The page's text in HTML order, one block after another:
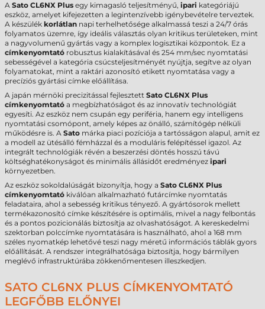
A Sato CL6NX Plus egy kimagasló teljesítményű, ipari kategóriájú
eszköz, amelyet kifejezetten a legintenzívebb igénybevételre terveztek.
A készülék korlátlan napi terhelhetősége alkalmassá teszi a 24/7 órás
folyamatos üzemre, így ideális választás olyan kritikus területeken, mint
a nagyvolumenű gyártás vagy a komplex logisztikai központok. Ez a
címkenyomtató robusztus kialakításával és 254 mm/sec nyomtatási
sebességével a kategória csúcsteljesítményét nyújtja, segítve az olyan
folyamatokat, mint a raktári azonosító etikett nyomtatása vagy a
precíziós gyártási címke előállítása.
A japán mérnöki precizitással fejlesztett Sato CL6NX Plus
címkenyomtató a megbízhatóságot és az innovatív technológiát
egyesíti. Az eszköz nem csupán egy periféria, hanem egy intelligens
nyomtatási csomópont, amely képes az önálló, számítógép nélküli
működésre is. A Sato márka piaci pozíciója a tartósságon alapul, amit ez
a modell az ütésálló fémházzal és a moduláris felépítéssel igazol. Az
integrált technológiák révén a beszerzési döntés hosszú távú
költséghatékonyságot és minimális állásidőt eredményez ipari
környezetben.
Az eszköz sokoldalúságát bizonyítja, hogy a Sato CL6NX Plus
címkenyomtató kiválóan alkalmazható futárcímke nyomtatás
feladataira, ahol a sebesség kritikus tényező. A gyártósorok mellett
termékazonosító címke készítésére is optimális, mivel a nagy felbontás
és a pontos pozicionálás biztosítja az olvashatóságot. A kereskedelmi
szektorban polccímke nyomtatására is használható, ahol a 168 mm
széles nyomatkép lehetővé teszi nagy méretű információs táblák gyors
előállítását. A rendszer integrálhatósága biztosítja, hogy bármilyen
meglévő infrastruktúrába zökkenőmentesen illeszkedjen.
SATO CL6NX PLUS CÍMKENYOMTATÓ
LEGFŐBB ELŐNYEI